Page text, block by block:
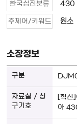
한국십진분류 430
주제어/키워드 원소
소장정보
[혁신
아